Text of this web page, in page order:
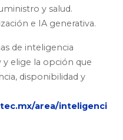
y salud.
e IA generativa.
de inteligencia
y elige la opción que
disponibilidad y
area/inteligenci